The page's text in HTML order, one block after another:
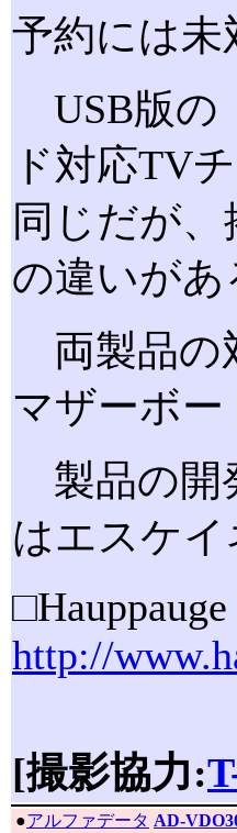
予約には未
USB版の
ド対応TV
同じだが
の違いがあ
両製品の
マザーボ
製品の開
はエスケイ
http://
[撮影協力:
●アルファデータ AD-